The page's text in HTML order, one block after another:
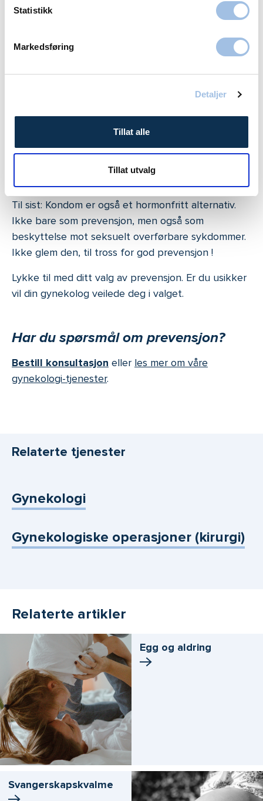
Statistikk
Markedsføring
Detaljer
Tillat alle
Tillat utvalg
egner seg i form og veggtykkelse. Det ser man ved
ultralyd ved en gynekologisk undersøkelse, og om
du ikke har blitt undersøkt mtp dette tidligere må
det vurderes ved planlagt innsetting. Om alt ligger
kontrollere at den gynekologen du går til kan sette
Til sist: Kondom er også et hormonfritt alternativ.
Ikke bare som prevensjon, men også som
beskyttelse mot seksuelt overførbare sykdommer.
Ikke glem den, til tross for god prevensjon !
Lykke til med ditt valg av prevensjon. Er du usikker
vil din gynekolog veilede deg i valget.
Har du spørsmål om prevensjon?
Bestill konsultasjon eller les mer om våre
gynekologi-tjenester.
Relaterte tjenester
Gynekologi
Gynekologiske operasjoner (kirurgi)
Relaterte artikler
Egg og aldring
Svangerskaps­kvalme